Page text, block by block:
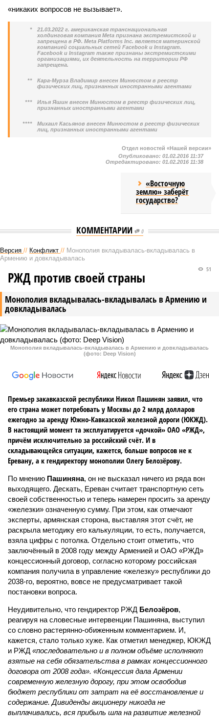
«никаких вопросов не вызывает».
*
21.03.2022 г. американская транснациональная
холдинговая компания Meta признана экстремистской и
запрещена в РФ. Meta Platforms Inc. является материнской
компанией социальных сетей Facebook и Instagram.
Facebook и Instagram также признаны экстремистскими
организациями, их деятельность на территории РФ
запрещена.
**
Кара-Мурза Владимир внесен Минюстом в реестр
физических лиц, признанных иностранными агентами
***
Илья Яшин внесен Минюстом в реестр физических лиц,
признанных иностранными агентами
****
Михаил Касьянов внесен Минюстом в реестр физических
лиц, признанных иностранными агентами
Отдел новостей «Нашей версии»
Опубликовано: 01.02.2016 11:37
Отредактировано: 01.02.2016 11:38
«Восточную
землю» заберёт
государство?
КОММЕНТАРИИ 0
Версия // Конфликт // Монополия вкладывалась-вкладывалась в
Армению и довкладывалась
Монополия вкладывалась-вкладывалась в Армению и
довкладывалась
51
РЖД против своей страны
Монополия вкладывалась-вкладывалась в Армению и довкладывалась
(фото: Deep Vision)
Премьер закавказской республики Никол Пашинян заявил, что
его страна может потребовать у Москвы до 2 млрд долларов
ежегодно за аренду Южно-Кавказской железной дороги (ЮКЖД).
В настоящий момент та эксплуатируется «дочкой» ОАО «РЖД»,
причём исключительно за российский счёт. И в
складывающейся ситуации, кажется, больше вопросов не к
Еревану, а к гендиректору монополии Олегу Белозёрову.
По мнению Пашиняна, он не высказал ничего из ряда вон
выходящего. Дескать, Ереван считает транспортную сеть
своей собственностью и теперь намерен просить за аренду
«железки» означенную сумму. При этом, как отмечают
эксперты, армянская сторона, выставляя этот счёт, не
раскрыла методику его калькуляции, то есть, получается,
взяла цифры с потолка. Отдельно стоит отметить, что
заключённый в 2008 году между Арменией и ОАО «РЖД»
концессионный договор, согласно которому российская
компания получила в управление «железку» республики до
2038-го, вероятно, вовсе не предусматривает такой
постановки вопроса.
Неудивительно, что гендиректор РЖД Белозёров,
реагируя на словесные интервенции Пашиняна, выступил
со словно растерянно-обиженным комментарием. И,
кажется, стало только хуже. Как отметил менеджер, ЮКЖД
и РЖД «последовательно и в полном объёме исполняют
взятые на себя обязательства в рамках концессионного
договора от 2008 года». «Концессия дала Армении
современную железную дорогу, при этом освободив
бюджет республики от затрат на её восстановление и
содержание. Дивиденды акционеру никогда не
выплачивались, вся прибыль шла на развитие железной